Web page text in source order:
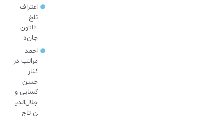
اعتراف
تلخ
«التون
جان»
احمد
مراتب در
کنار
حسن
کسایی و
جلال‌الدی
ن تاج